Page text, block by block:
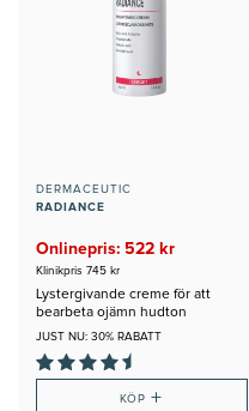
DERMACEUTIC
RADIANCE
Onlinepris: 522 kr
Klinikpris 745 kr
Lystergivande creme för att
bearbeta ojämn hudton
JUST NU: 30% RABATT
KÖP+